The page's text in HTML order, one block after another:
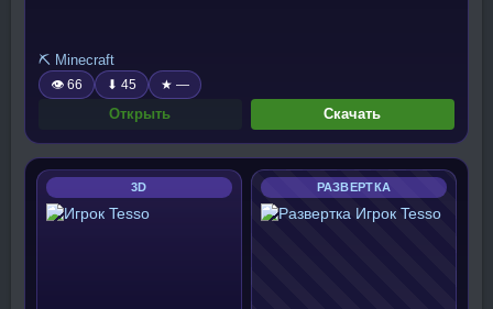
⛏️ Minecraft
👁 66 ⬇ 45 ★ —
Открыть Скачать
3D РАЗВЕРТКА